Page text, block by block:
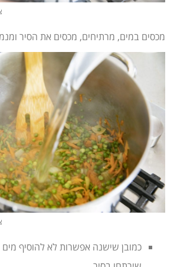
מכסים במים, מרתיחים, מכסים את הסיר
כמובן שישנה אפשרות לא להוסיף מים